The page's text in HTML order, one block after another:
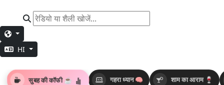
HI
सुबह की कॉफी ☕ गहरा ध्यान 🧠 शाम का आराम 🍷